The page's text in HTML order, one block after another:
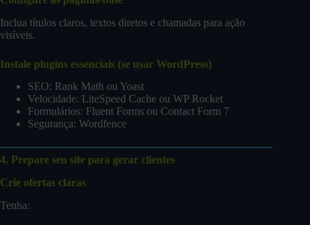
Inclua títulos claros, textos diretos e chamadas para ação
visíveis.
Instale plugins essenciais (se usar WordPress)
SEO: Rank Math ou Yoast
Velocidade: LiteSpeed Cache ou WP Rocket
Formulários: Fluent Forms ou Contact Form 7
Segurança: Wordfence
4. Prepare seu site para gerar clientes
Crie ofertas claras
Tenha: